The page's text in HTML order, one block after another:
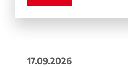
17.09.2026